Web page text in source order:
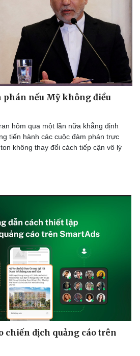
Công nghệ
Sành điệu
Tin Công nghệ
Trải nghiệm
Chuyển đổi số
nếu Mỹ không điều
hôm qua một lần nữa khẳng định
tiến hành các cuộc đàm phán trực
không thay đổi cách tiếp cận vô lý
chiến dịch quảng cáo trên